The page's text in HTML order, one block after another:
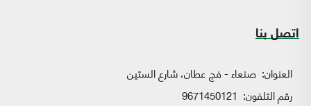
اتصل بنا
العنوان: صنعاء - فج عطان، شارع الستين
رقم التلفون: 9671450121